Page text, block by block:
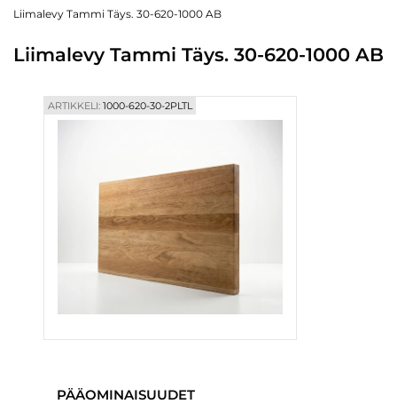
Yrityksen
Blogi
Liimalevy Tammi Täys. 30-620-1000 AB
Liimalevy Tammi Täys. 30-620-1000 AB
ARTIKKELI:1000-620-30-2PLTL
PÄÄOMINAISUUDET